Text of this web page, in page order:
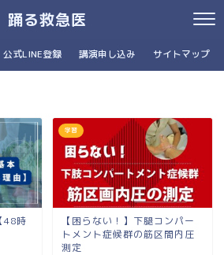
踊る救急医
公式LINE登録 講演申し込み サイトマップ
48時
学習
【困らない！】下腿コンパー
トメント症候群の筋区間内圧
測定